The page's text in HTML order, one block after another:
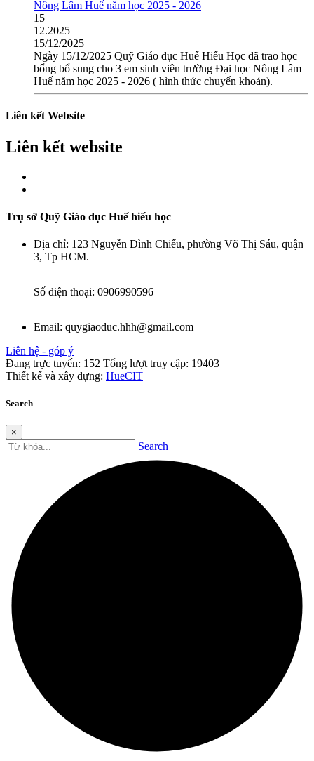
Nông Lâm Huế năm học 2025 - 2026
15
12.2025
15/12/2025
Ngày 15/12/2025 Quỹ Giáo dục Huế Hiếu Học đã trao học
bổng bổ sung cho 3 em sinh viên trường Đại học Nông Lâm
Huế năm học 2025 - 2026 ( hình thức chuyển khoản).
Liên kết Website
Liên kết website
Trụ sở Quỹ Giáo dục Huế hiếu học
Địa chỉ: 123 Nguyễn Đình Chiểu, phường Võ Thị Sáu, quận
3, Tp HCM.
Số điện thoại: 0906990596
Email: quygiaoduc.hhh@gmail.com
Liên hệ - góp ý
Đang trực tuyến: 152 Tổng lượt truy cập: 19403
Thiết kế và xây dựng: HueCIT
Search
×
Search